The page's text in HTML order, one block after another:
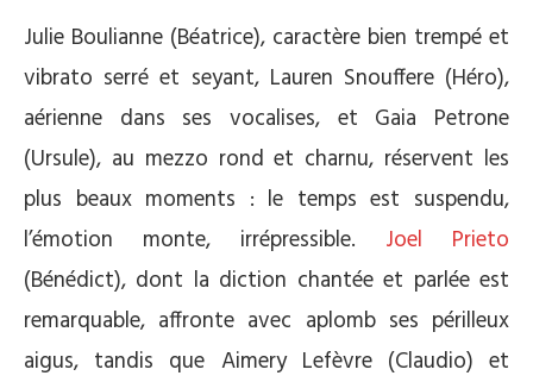
Julie Boulianne (Béatrice), caractère bien trempé et
vibrato serré et seyant, Lauren Snouffere (Héro),
aérienne dans ses vocalises, et Gaia Petrone
(Ursule), au mezzo rond et charnu, réservent les
plus beaux moments : le temps est suspendu,
l’émotion monte, irrépressible. Joel Prieto
(Bénédict), dont la diction chantée et parlée est
remarquable, affronte avec aplomb ses périlleux
aigus, tandis que Aimery Lefèvre (Claudio) et